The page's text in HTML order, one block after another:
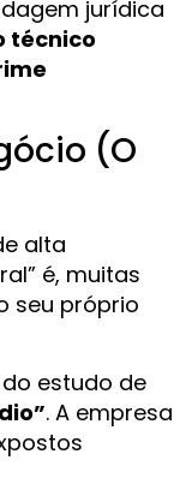
jurídica
técnico
(O
alta
é, muitas
seu próprio
estudo de
. A empresa